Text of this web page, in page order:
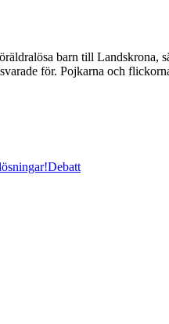
barn till Landskrona,
för. Pojkarna och
Debatt